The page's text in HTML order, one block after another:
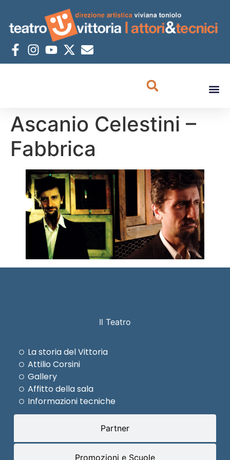
Ascanio Celestini –
Fabbrica
Il Teatro
Partner
Promozioni e Scuole
La storia del Vittoria
Attilio Corsini
Gallery
Affitto della sala
Informazioni tecniche